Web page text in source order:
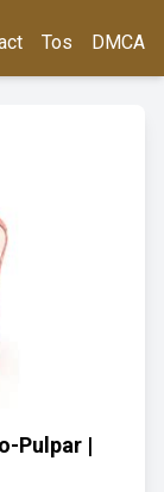
Tos DMCA
Pulpar |